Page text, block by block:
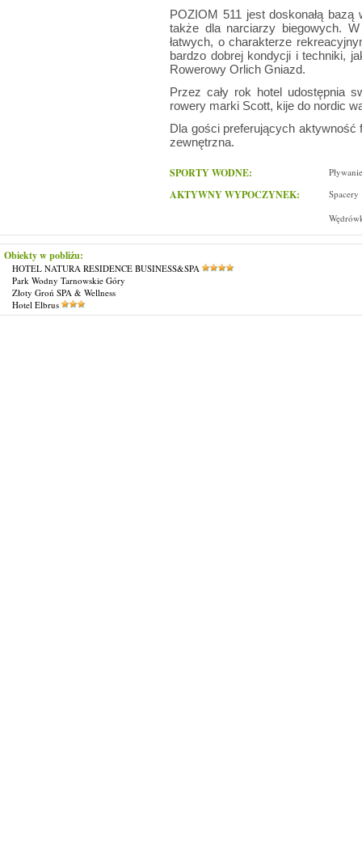
POZIOM 511 jest doskonałą
także dla narciarzy biegowych.
łatwych, o charakterze
bardzo dobrej kondycji i techniki,
Rowerowy Orlich Gniazd.
Przez cały rok hotel udostępnia
rowery marki Scott, kije do nordic
Dla gości preferujących aktywność
zewnętrzna.
SPORTY WODNE:
AKTYWNY WYPOCZYNEK:
Spacery
Obiekty w pobliżu:
HOTEL NATURA RESIDENCE BUSINESS&SPA
Park Wodny Tarnowskie Góry
Złoty Groń SPA & Wellness
Hotel Elbrus